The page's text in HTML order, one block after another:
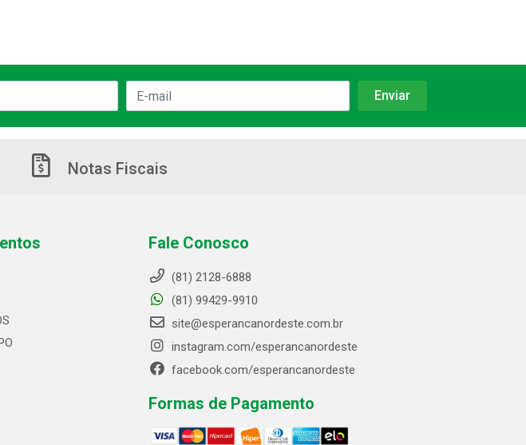
Notas Fiscais
Fale Conosco
(81) 2128-6888
(81) 99429-9910
site@esperancanordeste.com.br
instagram.com/esperancanordeste
facebook.com/esperancanordeste
Formas de Pagamento